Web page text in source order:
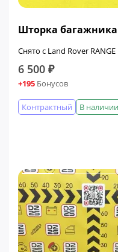
Шторка багажника
Снято с Land Rover RANGE
6 500 ₽
+195 Бонусов
В наличии
Контрактный